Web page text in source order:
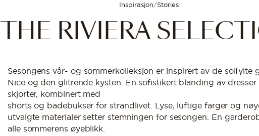
Inspirasjon/Stories
THE RIVIERA
Sesongens vår- og sommerkolleksjon er inspirert av de solfylte
Nice og den glitrende kysten. En sofistikert blanding av dresser
skjorter, kombinert med
shorts og badebukser for strandlivet. Lyse, luftige farger og
utvalgte materialer setter stemningen for sesongen. En
alle sommerens øyeblikk.